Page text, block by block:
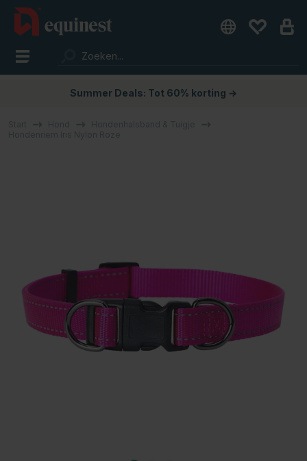
Summer Deals: Tot 60% korting →